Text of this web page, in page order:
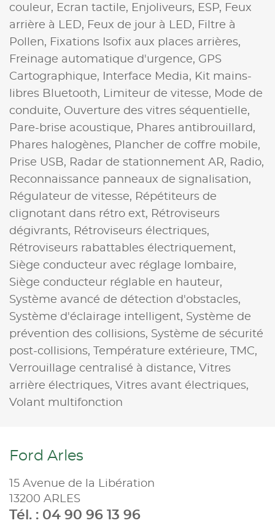
couleur, Ecran tactile, Enjoliveurs, ESP, Feux
arrière à LED, Feux de jour à LED, Filtre à
Pollen, Fixations Isofix aux places arrières,
Freinage automatique d'urgence, GPS
Cartographique,
Interface Media, Kit mains-
libres Bluetooth,
Limiteur de vitesse, Mode de
conduite, Ouverture des vitres séquentielle,
Pare-brise acoustique, Phares antibrouillard,
Phares halogènes, Plancher de coffre mobile,
Prise USB, Radar de stationnement AR, Radio,
Reconnaissance panneaux de signalisation,
Régulateur de vitesse, Répétiteurs de
clignotant dans rétro ext, Rétroviseurs
dégivrants, Rétroviseurs électriques,
Rétroviseurs rabattables électriquement,
Siège conducteur avec réglage lombaire,
Siège conducteur réglable en hauteur,
Système avancé de détection d'obstacles,
Système d'éclairage intelligent, Système de
prévention des collisions, Système de sécurité
post-collisions,
Température extérieure,
TMC,
Verrouillage centralisé à distance, Vitres
arrière électriques, Vitres avant électriques,
Volant multifonction
Ford Arles
15 Avenue de la Libération
13200 ARLES
Tél. : 04 90 96 13 96